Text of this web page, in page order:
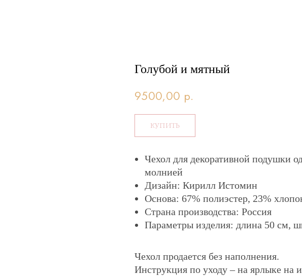
Голубой и мятный
9500,00 р.
КУПИТЬ
Чехол для декоративной подушки
молнией
Дизайн: Кирилл Истомин
Основа: 67% полиэстер, 23%
Страна производства: Россия
Параметры изделия: длина 50 см,
Чехол продается без наполнения.
Инструкция по уходу – на ярлыке на